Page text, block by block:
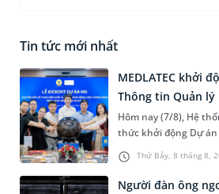
Tin tức mới nhất
Thứ Bảy, 8 tháng 8,
MEDLATEC khởi
Thông tin Quản lý
Hôm nay (7/8), Hệ
thức khởi động Dự
Quản lý Bệnh viện
System) giai đoạn mới.
Người đàn ông